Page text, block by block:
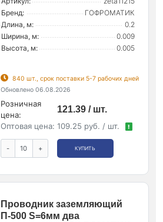
Бренд:
ГОФРОМАТИК
Длина, м:
0.2
Ширина, м:
0.009
Высота, м:
0.005
840 шт., срок поставки 5-7 рабочих дней
Обновлено 06.08.2026
Розничная
цена:
121.39 / шт.
Оптовая цена: 109.25 руб. / шт. !
- + КУПИТЬ
Проводник заземляющий
П-500 S=6мм два